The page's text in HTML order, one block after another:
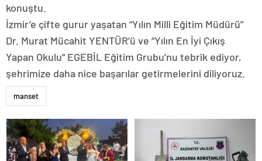
konuştu.
İzmir’e çifte gurur yaşatan “Yılın Milli Eğitim Müdürü”
Dr. Murat Mücahit YENTÜR’ü ve “Yılın En İyi Çıkış
Yapan Okulu” EGEBİL Eğitim Grubu’nu tebrik ediyor,
şehrimize daha nice başarılar getirmelerini diliyoruz.
manset